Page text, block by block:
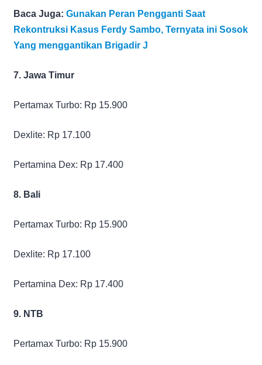
Baca Juga: Gunakan Peran Pengganti Saat
Rekontruksi Kasus Ferdy Sambo, Ternyata ini Sosok
Yang menggantikan Brigadir J
7. Jawa Timur
Pertamax Turbo: Rp 15.900
Dexlite: Rp 17.100
Pertamina Dex: Rp 17.400
8. Bali
Pertamax Turbo: Rp 15.900
Dexlite: Rp 17.100
Pertamina Dex: Rp 17.400
9. NTB
Pertamax Turbo: Rp 15.900